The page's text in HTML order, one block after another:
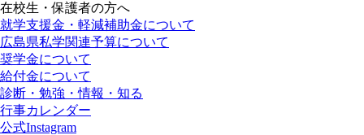
在校生・保護者の方へ
就学支援金・軽減補助金について
広島県私学関連予算について
奨学金について
給付金について
診断・勉強・情報・知る
行事カレンダー
公式Instagram